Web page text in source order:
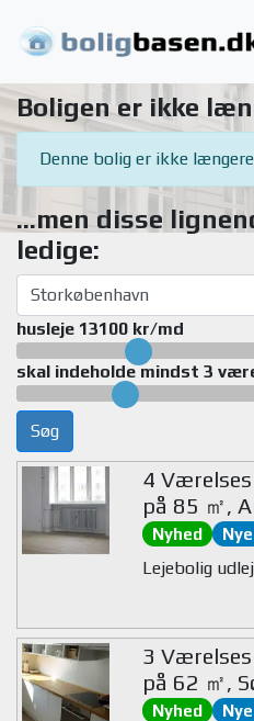
Boligen er ikke
Denne bolig er ikke
...men disse
ledige:
husleje 13100 kr/md
skal indeholde mindst 3
Søg
4
på 85 ㎡,
Nyhed
Lejebolig
3
på 62 ㎡,
Nyhed